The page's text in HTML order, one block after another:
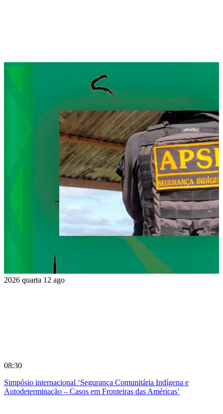
2026 quarta 12 ago
08:30
Simpósio internacional ‘Segurança Comunitária Indígena e
Autodeterminação – Casos em Fronteiras das Américas’